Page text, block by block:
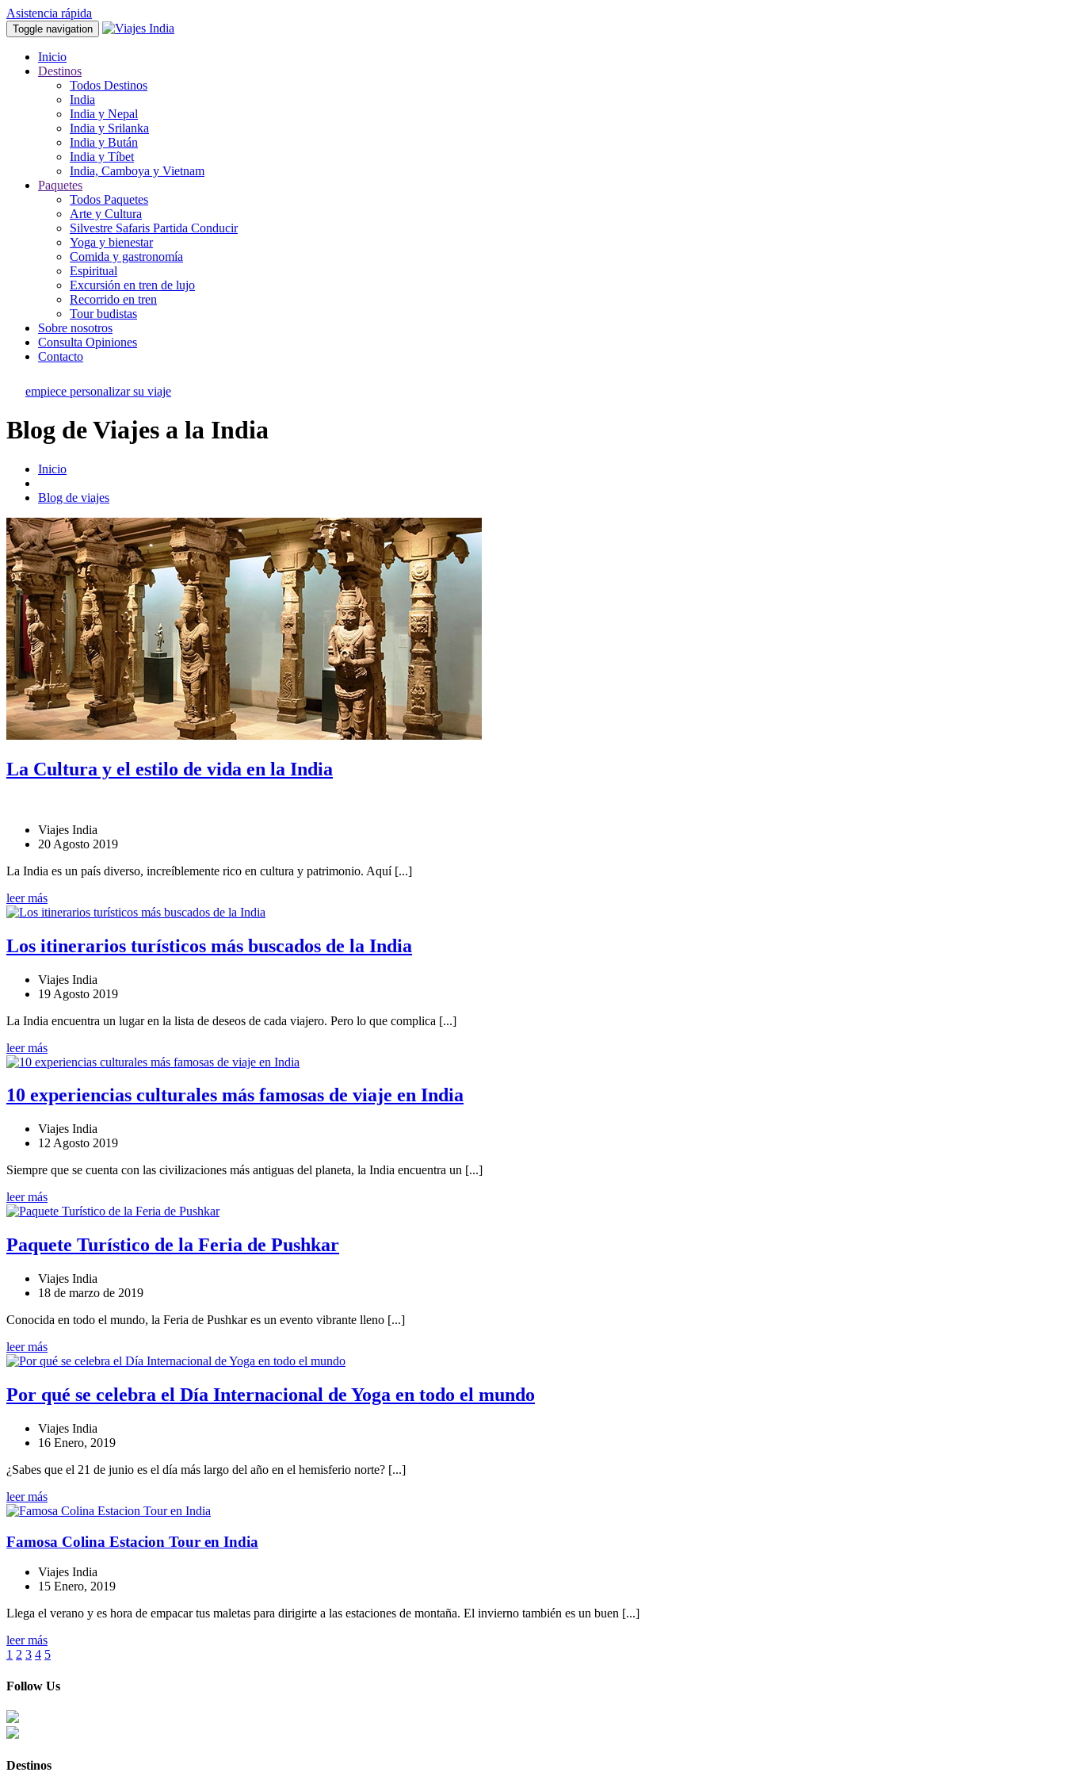
Asistencia rápida
Toggle navigation
Inicio
Destinos
Todos Destinos
India
India y Nepal
India y Srilanka
India y Bután
India y Tíbet
India, Camboya y Vietnam
Paquetes
Todos Paquetes
Arte y Cultura
Silvestre Safaris Partida Conducir
Yoga y bienestar
Comida y gastronomía
Espiritual
Excursión en tren de lujo
Recorrido en tren
Tour budistas
Sobre nosotros
Consulta Opiniones
Contacto
empiece personalizar su viaje
Blog de Viajes a la India
Inicio
Blog de viajes
La Cultura y el estilo de vida en la India
Viajes India
20 Agosto 2019
La India es un país diverso, increíblemente rico en cultura y patrimonio. Aquí [...]
leer más
Los itinerarios turísticos más buscados de la India
Viajes India
19 Agosto 2019
La India encuentra un lugar en la lista de deseos de cada viajero. Pero lo que complica [...]
leer más
10 experiencias culturales más famosas de viaje en India
Viajes India
12 Agosto 2019
Siempre que se cuenta con las civilizaciones más antiguas del planeta, la India encuentra un [...]
leer más
Paquete Turístico de la Feria de Pushkar
Viajes India
18 de marzo de 2019
Conocida en todo el mundo, la Feria de Pushkar es un evento vibrante lleno [...]
leer más
Por qué se celebra el Día Internacional de Yoga en todo el mundo
Viajes India
16 Enero, 2019
¿Sabes que el 21 de junio es el día más largo del año en el hemisferio norte? [...]
leer más
Famosa Colina Estacion Tour en India
Viajes India
15 Enero, 2019
Llega el verano y es hora de empacar tus maletas para dirigirte a las estaciones de montaña. El invierno también es un buen [...]
leer más
1 2 3 4 5
Follow Us
Destinos